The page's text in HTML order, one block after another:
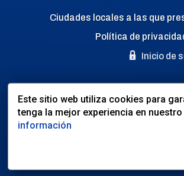
Ciudades locales a las que
Política de
Inicio de
Este sitio web utiliza cookies para
tenga la mejor experiencia en
información